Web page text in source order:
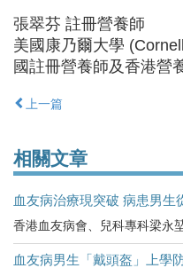
張翠芬 註冊營養師
美國康乃爾大學
國註冊營養師及香港營
上一篇
相關文章
血友病治療現突破 病患男生
香港血友病會、兒科專科梁永
血友病男生「戴頭盔」上學